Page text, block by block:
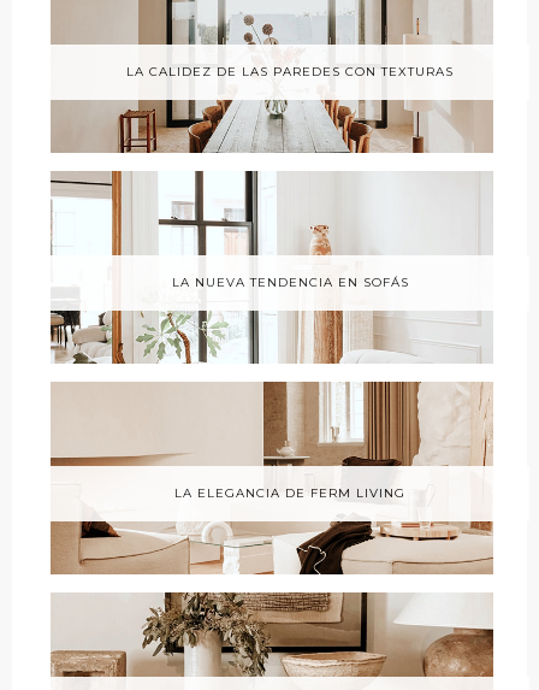
LA CALIDEZ DE LAS PAREDES CON TEXTURAS
LA NUEVA TENDENCIA EN SOFÁS
LA ELEGANCIA DE FERM LIVING